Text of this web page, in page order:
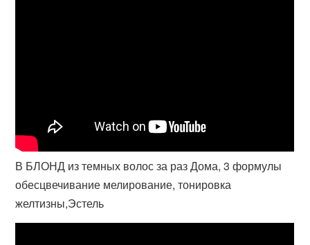
В БЛОНД из темных волос за раз Дома, 3 формулы
обесцвечивание мелирование, тонировка
желтизны,Эстель